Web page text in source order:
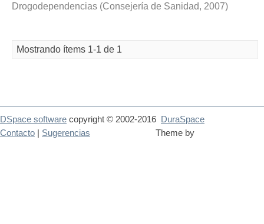
Drogodependencias (Consejería de Sanidad, 2007)
Mostrando ítems 1-1 de 1
DSpace software copyright © 2002-2016
DuraSpace
Theme by
Contacto Sugerencias